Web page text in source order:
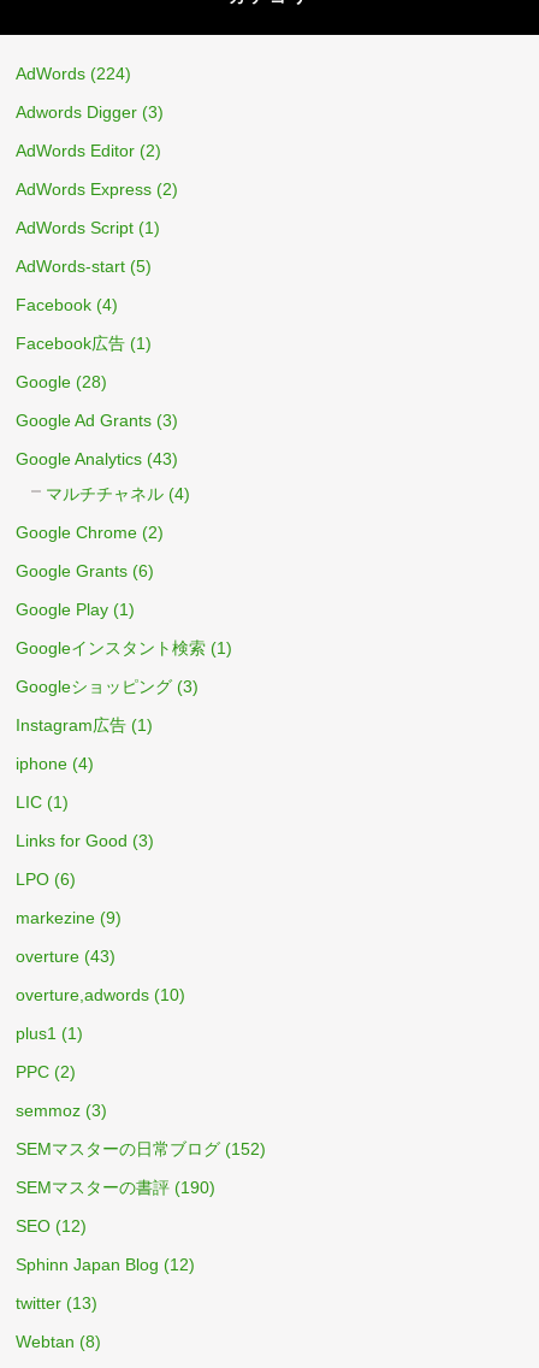
AdWords (224)
Adwords Digger (3)
AdWords Editor (2)
AdWords Express (2)
AdWords Script (1)
AdWords-start (5)
Facebook (4)
Facebook広告 (1)
Google (28)
Google Ad Grants (3)
Google Analytics (43)
マルチチャネル (4)
Google Chrome (2)
Google Grants (6)
Google Play (1)
Googleインスタント検索 (1)
Googleショッピング (3)
Instagram広告 (1)
iphone (4)
LIC (1)
Links for Good (3)
LPO (6)
markezine (9)
overture (43)
overture,adwords (10)
plus1 (1)
PPC (2)
semmoz (3)
SEMマスターの日常ブログ (152)
SEMマスターの書評 (190)
SEO (12)
Sphinn Japan Blog (12)
twitter (13)
Webtan (8)